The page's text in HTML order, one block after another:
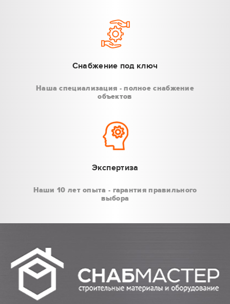
Снабжение под ключ
Наша специализация - полное снабжение
объектов
Экспертиза
Наши 10 лет опыта - гарантия правильного
выбора